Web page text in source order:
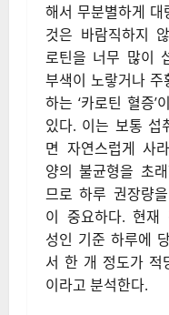
해서 무분별하게 대
것은 바람직하지
로틴을 너무 많이
부색이 노랗거나 주
하는 ‘카로틴 혈증’
있다. 이는 보통 섭
면 자연스럽게 사
양의 불균형을 초
므로 하루 권장량
이 중요하다. 현재
성인 기준 하루에
서 한 개 정도가 적
이라고 분석한다.